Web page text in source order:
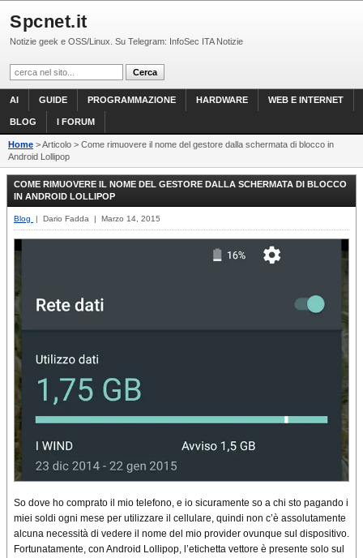
Spcnet.it
Notizie geek e OSS/Linux. Su Telegram: InfoSec ITA Notizie
AI GUIDE PROGRAMMAZIONE HARDWARE WEB E INTERNET
BLOG I FORUM
Home > Articolo > Come rimuovere il nome del gestore dalla schermata di blocco in
Android Lollipop
COME RIMUOVERE IL NOME DEL GESTORE DALLA SCHERMATA DI BLOCCO
IN ANDROID LOLLIPOP
Blog | Dario Fadda | Marzo 14, 2015
So dove ho comprato il mio telefono, e io sicuramente so a chi sto pagando i
miei soldi ogni mese per utilizzare il cellulare, quindi non c’è assolutamente
alcuna necessità di vedere il nome del mio provider ovunque sul dispositivo.
Fortunatamente, con Android Lollipop, l’etichetta vettore è presente solo sul